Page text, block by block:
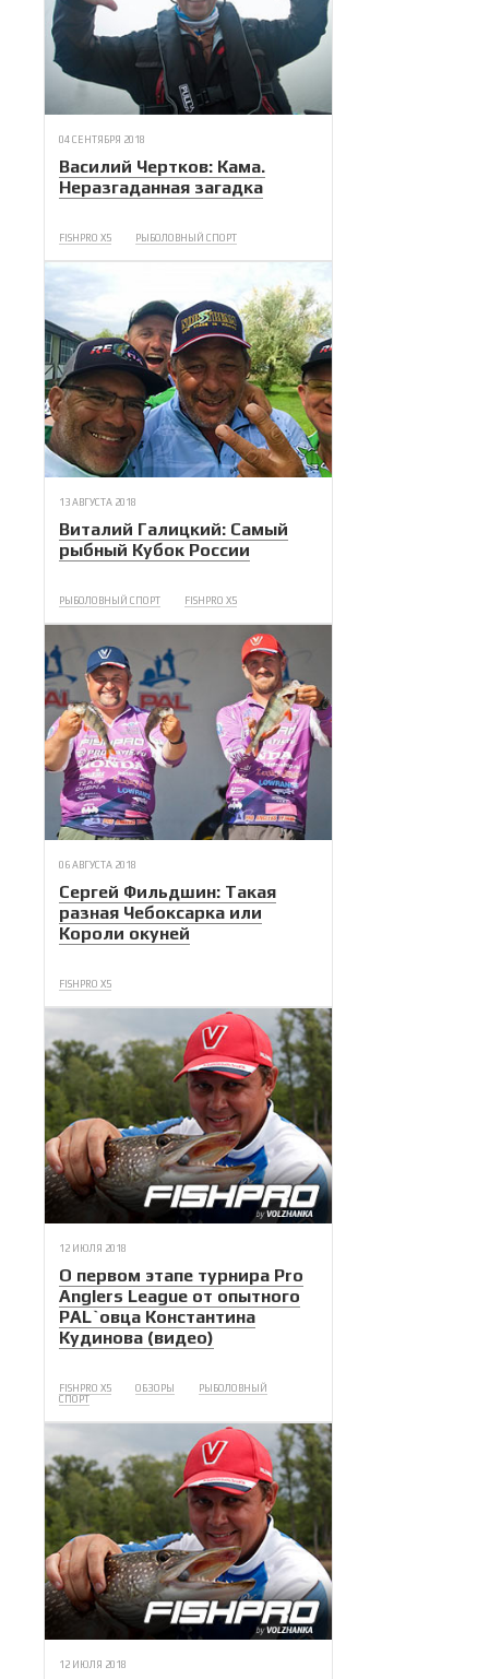
04 СЕНТЯБРЯ 2018
Василий Чертков: Кама.
Неразгаданная загадка
FISHPRO X5 РЫБОЛОВНЫЙ СПОРТ
13 АВГУСТА 2018
Виталий Галицкий: Самый
рыбный Кубок России
РЫБОЛОВНЫЙ СПОРТ FISHPRO X5
06 АВГУСТА 2018
Сергей Фильдшин: Такая
разная Чебоксарка или
Короли окуней
FISHPRO X5
12 ИЮЛЯ 2018
О первом этапе турнира Pro
Anglers League от опытного
PAL`овца Константина
Кудинова (видео)
FISHPRO X5 ОБЗОРЫ
РЫБОЛОВНЫЙ
СПОРТ
12 ИЮЛЯ 2018